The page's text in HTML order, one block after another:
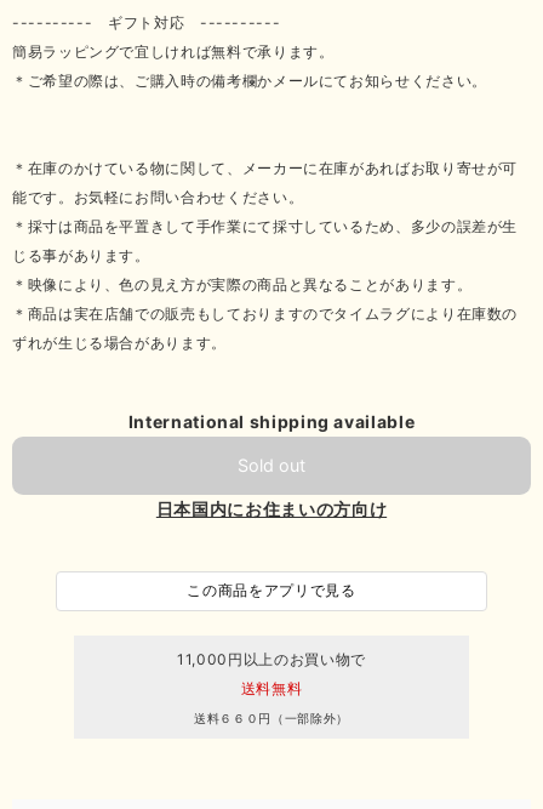
---------- ギフト対応 ----------
簡易ラッピングで宜しければ無料で承ります。
＊ご希望の際は、ご購入時の備考欄かメールにてお知らせください。
＊在庫のかけている物に関して、メーカーに在庫があればお取り寄せが可
能です。お気軽にお問い合わせください。
＊採寸は商品を平置きして手作業にて採寸しているため、多少の誤差が生
じる事があります。
＊映像により、色の見え方が実際の商品と異なることがあります。
＊商品は実在店舗での販売もしておりますのでタイムラグにより在庫数の
ずれが生じる場合があります。
International shipping available
Sold out
日本国内にお住まいの方向け
この商品をアプリで見る
11,000円以上のお買い物で
送料無料
送料６６０円（一部除外）